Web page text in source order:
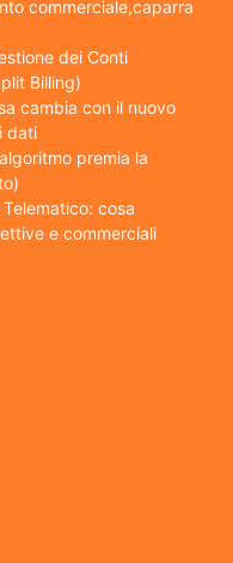
commerciale,caparra
dei Conti
Billing)
cambia con il nuovo
dati
premia la
cosa
e commerciali